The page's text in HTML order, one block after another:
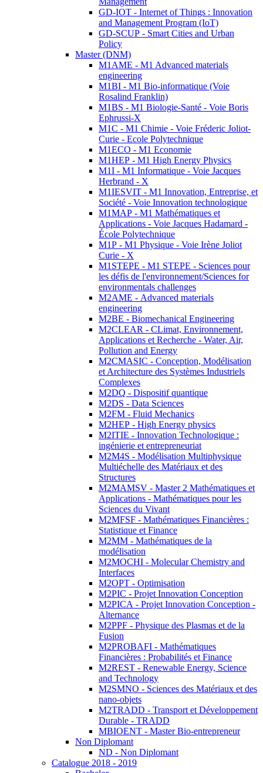
GD-IOT - Internet of Things : Innovation
and Management Program (IoT)
GD-SCUP - Smart Cities and Urban
Policy
Master (DNM)
M1AME - M1 Advanced materials
engineering
M1BI - M1 Bio-informatique (Voie
Rosalind Franklin)
M1BS - M1 Biologie-Santé - Voie Boris
Ephrussi-X
M1C - M1 Chimie - Voie Fréderic Joliot-
Curie - Ecole Polytechnique
M1ECO - M1 Economie
M1HEP - M1 High Energy Physics
M1I - M1 Informatique - Voie Jacques
Herbrand - X
M1IESVIT - M1 Innovation, Entreprise, et
Société - Voie Innovation technologique
M1MAP - M1 Mathématiques et
Applications - Voie Jacques Hadamard -
École Polytechnique
M1P - M1 Physique - Voie Irène Joliot
Curie - X
M1STEPE - M1 STEPE - Sciences pour
les défis de l'environnement/Sciences for
environmentals challenges
M2AME - Advanced materials
engineering
M2BE - Biomechanical Engineering
M2CLEAR - CLimat, Environnement,
Applications et Recherche - Water, Air,
Pollution and Energy
M2CMASIC - Conception, Modélisation
et Architecture des Systèmes Industriels
Complexes
M2DQ - Dispositif quantique
M2DS - Data Sciences
M2FM - Fluid Mechanics
M2HEP - High Energy physics
M2ITIE - Innovation Technologique :
ingénierie et entrepreneuriat
M2M4S - Modélisation Multiphysique
Multiéchelle des Matériaux et des
Structures
M2MAMSV - Master 2 Mathématiques et
Applications - Mathématiques pour les
Sciences du Vivant
M2MFSF - Mathématiques Financières :
Statistique et Finance
M2MM - Mathématiques de la
modélisation
M2MOCHI - Molecular Chemistry and
Interfaces
M2OPT - Optimisation
M2PIC - Projet Innovation Conception
M2PICA - Projet Innovation Conception -
Alternance
M2PPF - Physique des Plasmas et de la
Fusion
M2PROBAFI - Mathématiques
Financières : Probabilités et Finance
M2REST - Renewable Energy, Science
and Technology
M2SMNO - Sciences des Matériaux et des
nano-objets
M2TRADD - Transport et Développement
Durable - TRADD
MBIOENT - Master Bio-entrepreneur
Non Diplomant
ND - Non Diplomant
Catalogue 2018 - 2019